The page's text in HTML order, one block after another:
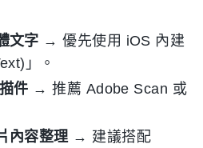
文字 → 優先使用 iOS 內建
」。
件 → 推薦 Adobe Scan 或
內容整理→ 建議搭配